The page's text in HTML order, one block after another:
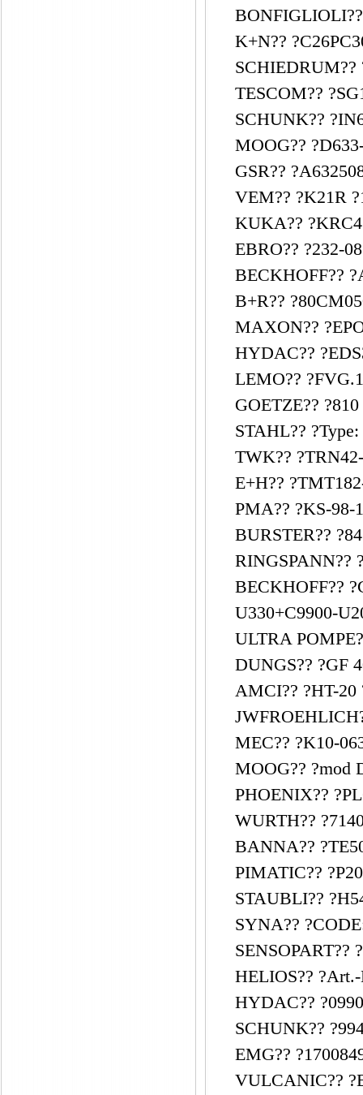
K+N??
SCHIEDRUM??
TESCOM??
SCHUNK??
MOOG??
GSR??
VEM?? ?K21R
KUKA??
EBRO?? ?232-
BECKHOFF??
B+R??
MAXON??
HYDAC??
LEMO??
GOETZE??
STAHL??
TWK??
E+H??
PMA?? ?KS-98-
BURSTER??
RINGSPANN??
BECKHOFF??
U330+C9900-
ULTRA
DUNGS?? ?GF
AMCI?? ?HT-20
MEC?? ?K10-
MOOG?? ?mod
PHOENIX??
WURTH??
BANNA??
PIMATIC??
STAUBLI??
SYNA??
SENSOPART??
HELIOS??
HYDAC??
SCHUNK??
EMG??
VULCANIC??